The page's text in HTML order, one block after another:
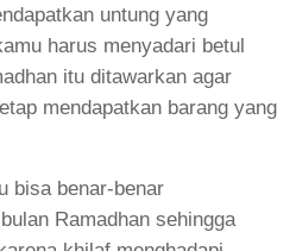
untung yang
harus menyadari betul
itu ditawarkan agar
mendapatkan barang yang
bisa benar-benar
Ramadhan sehingga